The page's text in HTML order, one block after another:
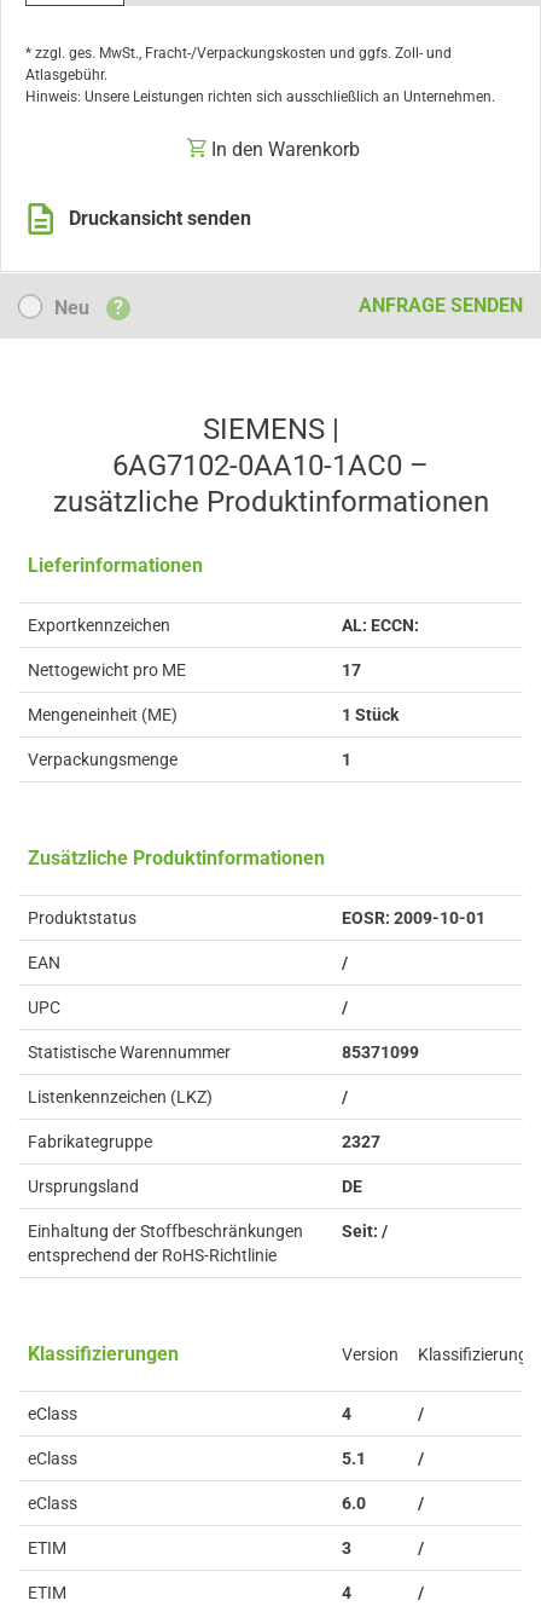
* zzgl. ges. MwSt., Fracht-/Verpackungskosten und ggfs. Zoll- und
Atlasgebühr.
Hinweis: Unsere Leistungen richten sich ausschließlich an Unternehmen.
In den Warenkorb
Druckansicht senden
NeuNeu ? ANFRAGE SENDEN
SIEMENS |
6AG7102-0AA10-1AC0 –
zusätzliche Produkt­informationen
Lieferinformationen
Exportkennzeichen AL: ECCN:
Nettogewicht pro ME 17
Mengeneinheit (ME) 1 Stück
Verpackungsmenge 1
Zusätzliche Produktinformationen
Produktstatus EOSR: 2009-10-01
EAN /
UPC /
Statistische Warennummer 85371099
Listenkennzeichen (LKZ) /
Fabrikategruppe 2327
Ursprungsland DE
Einhaltung der Stoffbeschränkungen
entsprechend der RoHS-Richtlinie
Seit: /
Klassifizierungen Version Klassifizierung
eClass 4 /
eClass 5.1 /
eClass 6.0 /
ETIM 3 /
ETIM 4 /